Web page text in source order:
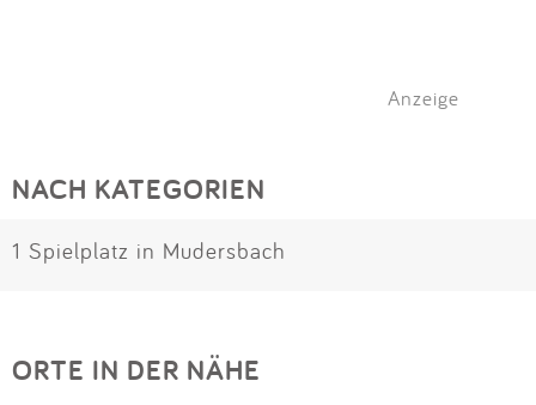
Anzeige
NACH KATEGORIEN
1 Spielplatz in Mudersbach
ORTE IN DER NÄHE